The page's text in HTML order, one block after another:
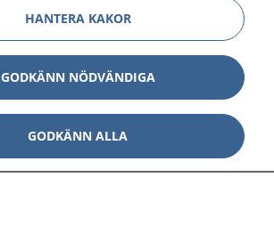
HANTERA KAKOR
GODKÄNN NÖDVÄNDIGA
GODKÄNN ALLA